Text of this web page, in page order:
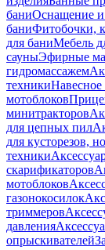
баниОснащение и
баниФитобочки,
для баниМебель
сауныЭфирные
гидромассажем
техникиНавесное
мотоблоков
минитракторов
для цепных пил
для кусторезов,
техники
скарификаторов
мотоблоков
газонокосилок
триммеров
давления
опрыскивателей